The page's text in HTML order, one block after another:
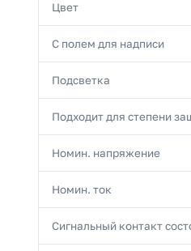
Цвет
С полем для надписи
Подсветка
Подходит для степени
Номин. напряжение
Номин. ток
Сигнальный контакт